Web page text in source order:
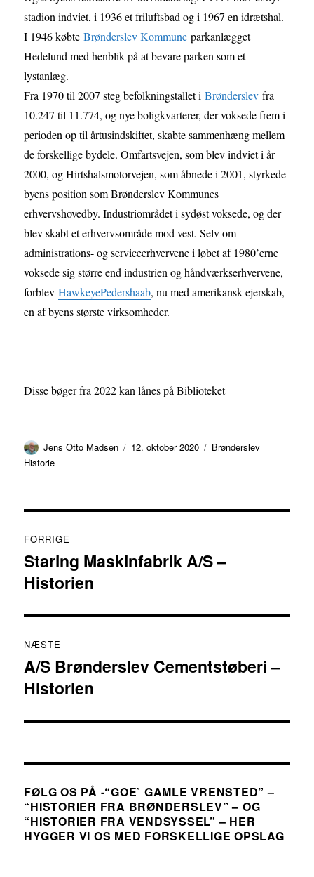
stadion indviet, i 1936 et friluftsbad og i 1967 en idrætshal.
I 1946 købteBrønderslev Kommune parkanlægget
Hedelund med henblik på at bevare parken som et
lystanlæg.
Fra 1970 til 2007 steg befolkningstallet iBrønderslev fra
10.247 til 11.774, og nye boligkvarterer, der voksede frem i
perioden op til årtusindskiftet, skabte sammenhæng mellem
de forskellige bydele. Omfartsvejen, som blev indviet i år
2000, og Hirtshalsmotorvejen, som åbnede i 2001, styrkede
byens position som Brønderslev Kommunes
erhvervshovedby. Industriområdet i sydøst voksede, og der
blev skabt et erhvervsområde mod vest. Selv om
administrations- og serviceerhvervene i løbet af 1980’erne
voksede sig større end industrien og håndværkserhvervene,
forblevHawkeyePedershaab, nu med amerikansk ejerskab,
en af byens største virksomheder.
Disse bøger fra 2022 kan lånes på Biblioteket
Forfatter
Jens Otto Madsen Udgivet
12. oktober 2020 Kategorier
Brønderslev
Historie
FORRIGE
Forrige
indlæg:
Staring Maskinfabrik A/S –
Historien
NÆSTE
Næste
indlæg:
A/S Brønderslev Cementstøberi –
Historien
FØLG OS PÅ -“GOE` GAMLE VRENSTED” –
“HISTORIER FRA BRØNDERSLEV” – OG
“HISTORIER FRA VENDSYSSEL” – HER
HYGGER VI OS MED FORSKELLIGE OPSLAG